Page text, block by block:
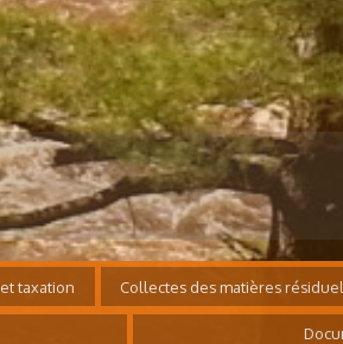
taxation Collectes des matières